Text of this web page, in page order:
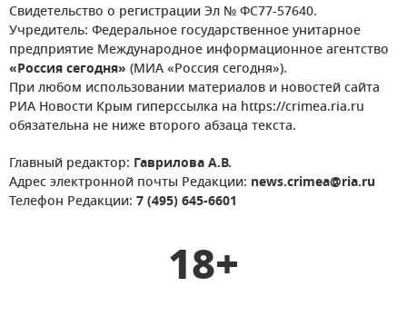
Свидетельство о регистрации Эл № ФС77-57640.
Учредитель: Федеральное государственное унитарное
предприятие Международное информационное агентство
«Россия сегодня» (МИА «Россия сегодня»).
При любом использовании материалов и новостей сайта
РИА Новости Крым гиперссылка на https://crimea.ria.ru
обязательна не ниже второго абзаца текста.
Главный редактор: Гаврилова А.В.
Адрес электронной почты Редакции: news.crimea@ria.ru
Телефон Редакции: 7 (495) 645-6601
18+